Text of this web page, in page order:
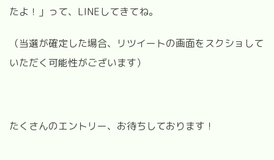
たよ！」って、LINEしてきてね。
（当選が確定した場合、リツイートの画面をスクショして
いただく可能性がございます）
たくさんのエントリー、お待ちしております！